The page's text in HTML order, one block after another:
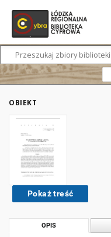
OBIEKT
Pokaż treść
OPIS